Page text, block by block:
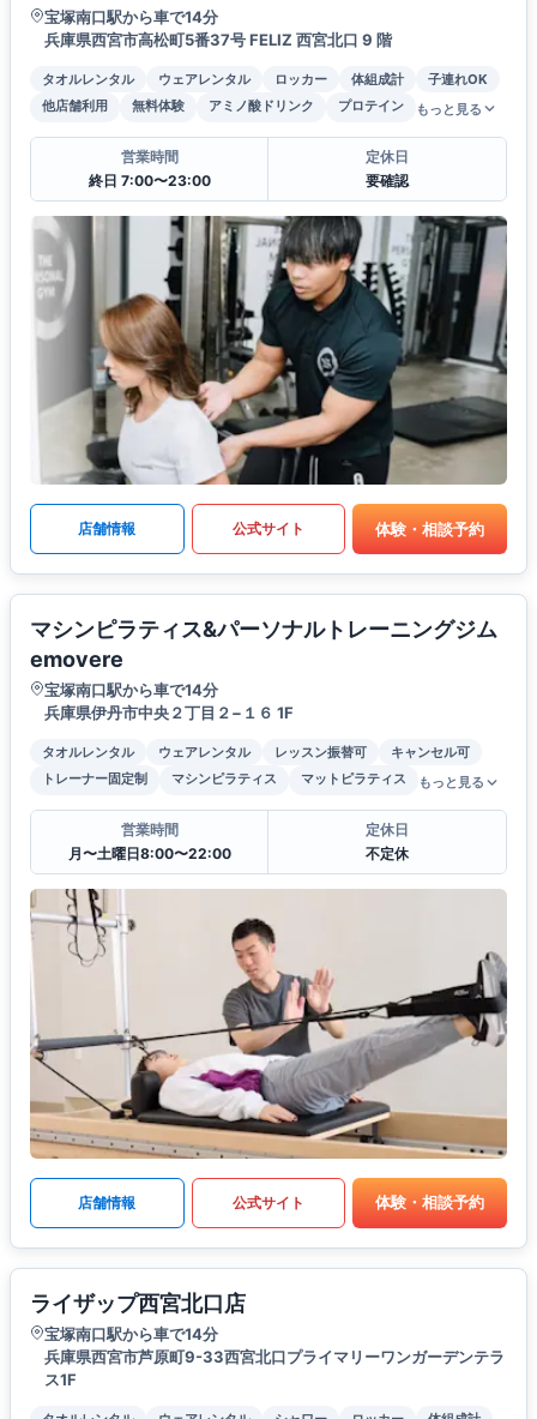
宝塚南口駅から車で14分
兵庫県西宮市高松町5番37号 FELIZ ⻄宮北⼝ 9 階
タオルレンタル ウェアレンタル ロッカー 体組成計
子連れOK
他店舗利用
無料体験 アミノ酸ドリンク プロテイン もっと見る
営業時間
終日 7:00〜23:00
定休日
要確認
店舗情報 公式サイト 体験・相談予約
マシンピラティス&パーソナルトレーニングジム
emovere
宝塚南口駅から車で14分
兵庫県伊丹市中央２丁目２−１６ 1F
タオルレンタル ウェアレンタル レッスン振替可
キャンセル可
トレーナー固定制
マシンピラティス マットピラティス もっと見る
営業時間
月〜土曜日8:00〜22:00
定休日
不定休
店舗情報 公式サイト 体験・相談予約
ライザップ西宮北口店
宝塚南口駅から車で14分
兵庫県西宮市芦原町9-33西宮北口プライマリーワンガーデンテラ
ス1F